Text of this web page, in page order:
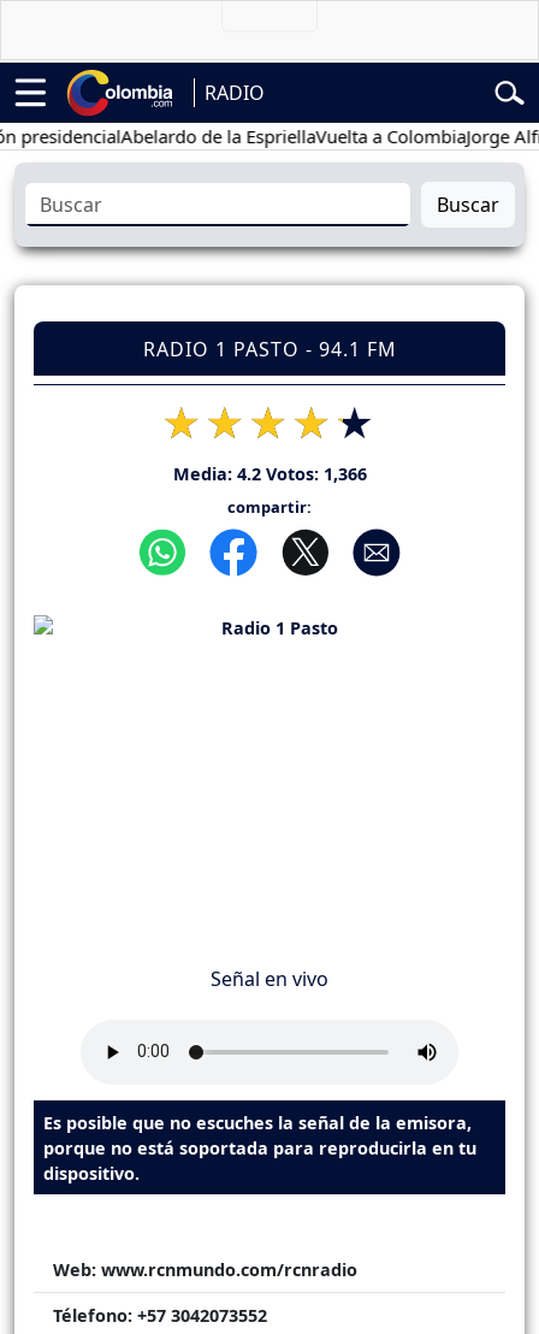
RADIO
Abelardo de la EspriellaVuelta a ColombiaJorge
Buscar
RADIO 1 PASTO - 94.1 FM
Media: 4.2Votos: 1,366
compartir:
Señal en vivo
Es posible que no escuches la señal de la emisora,
porque no está soportada para reproducirla en tu
dispositivo.
Web: www.rcnmundo.com/rcnradio
Télefono: +57 3042073552